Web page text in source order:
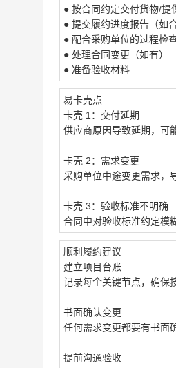
● 按合同约定交付货物/提
● 提交履约进度报告（如
● 配合采购单位的过程检
● 处理合同变更（如有）
● 准备验收材料
易卡壳点
卡壳 1：交付延期
供应商原因导致延期，可
卡壳 2：需求变更
采购单位中途变更需求，
卡壳 3：验收标准不明确
合同中对验收标准约定模
顺利履约建议
建立项目台账
记录每个关键节点，确保
书面确认变更
任何需求变更都要有书面
提前沟通验收